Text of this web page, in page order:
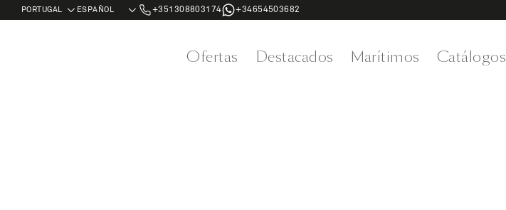
+351308803174 +34654503682
Ofertas Destacados Marítimos Catálogos